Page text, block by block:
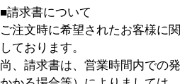
■請求書について
ご注文時に希望されたお客様に
しております。
尚、請求書は、営業時間内での